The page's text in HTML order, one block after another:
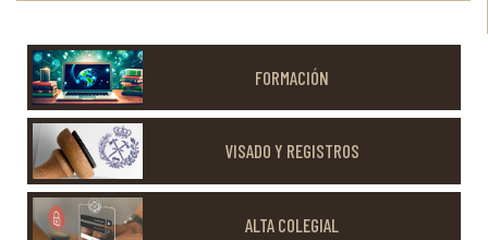
FORMACIÓN
VISADO Y REGISTROS
ALTA COLEGIAL